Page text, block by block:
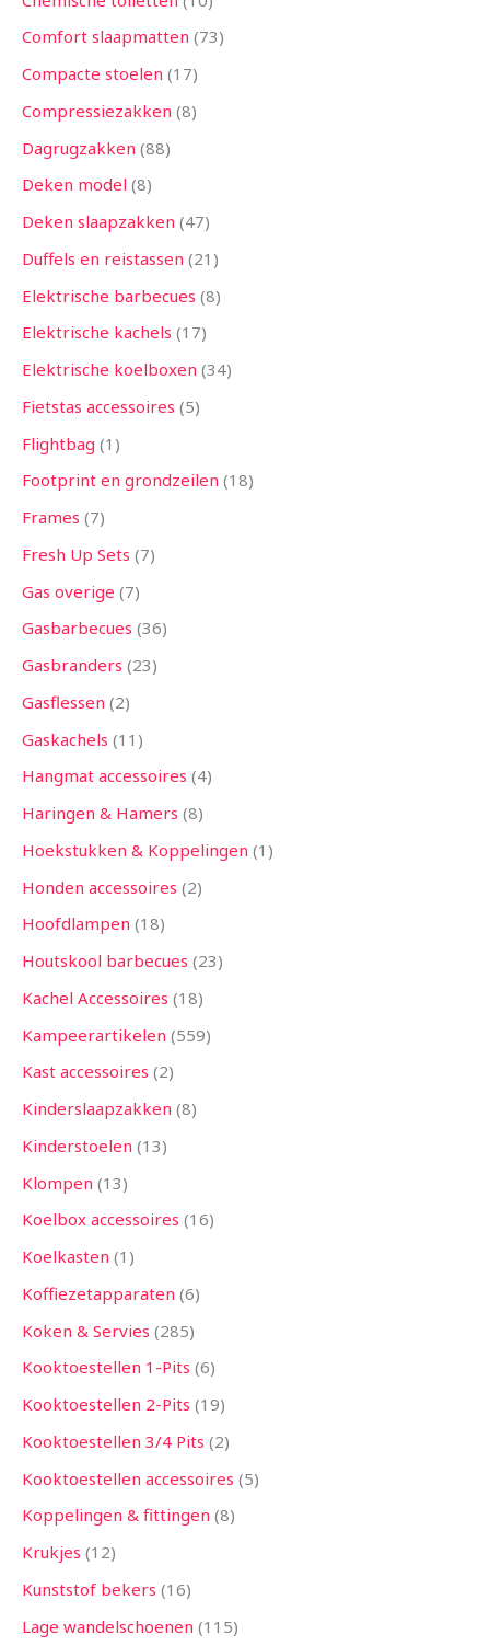
Comfort slaapmatten 73
Compacte stoelen 17
Compressiezakken 8
Dagrugzakken 88
Deken model 8
Deken slaapzakken 47
Duffels en reistassen 21
Elektrische barbecues 8
Elektrische kachels 17
Elektrische koelboxen 34
Fietstas accessoires 5
Flightbag 1
Footprint en grondzeilen 18
Frames 7
Fresh Up Sets 7
Gas overige 7
Gasbarbecues 36
Gasbranders 23
Gasflessen 2
Gaskachels 11
Hangmat accessoires 4
Haringen & Hamers 8
Hoekstukken & Koppelingen 1
Honden accessoires 2
Hoofdlampen 18
Houtskool barbecues 23
Kachel Accessoires 18
Kampeerartikelen 559
Kast accessoires 2
Kinderslaapzakken 8
Kinderstoelen 13
Klompen 13
Koelbox accessoires 16
Koelkasten 1
Koffiezetapparaten 6
Koken & Servies 285
Kooktoestellen 1-Pits 6
Kooktoestellen 2-Pits 19
Kooktoestellen 3/4 Pits 2
Kooktoestellen accessoires 5
Koppelingen & fittingen 8
Krukjes 12
Kunststof bekers 16
Lage wandelschoenen 115